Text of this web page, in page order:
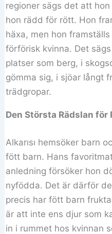
regioner sägs det att
hon rädd för rött. Hon
häxa, men hon
förförisk kvinna. Det
platser som berg, i
gömma sig, i sjöar långt
trädgropar.
Den Största Rädslan
Alkarısı hemsöker barn
fött barn. Hans
anledning försöker hon
nyfödda. Det är därför
precis har fött barn
är att inte ens djur som
in i rummet hos kvinnan